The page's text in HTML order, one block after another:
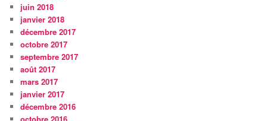
juin 2018
janvier 2018
décembre 2017
octobre 2017
septembre 2017
août 2017
mars 2017
janvier 2017
décembre 2016